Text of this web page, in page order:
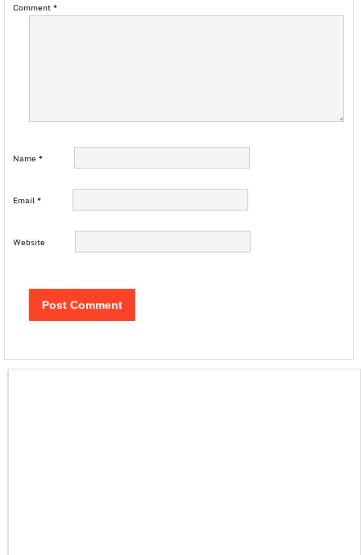
Comment*
Name *
Email*
Website